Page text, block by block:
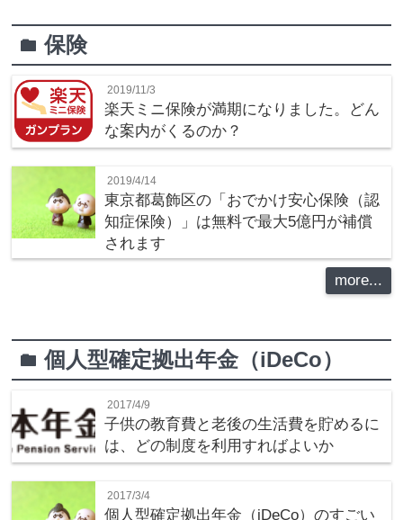
folder保険
2019/11/3
楽天ミニ保険が満期になりました。どん
な案内がくるのか？
2019/4/14
東京都葛飾区の「おでかけ安心保険（認
知症保険）」は無料で最大5億円が補償
されます
more...
folder個人型確定拠出年金（iDeCo）
2017/4/9
子供の教育費と老後の生活費を貯めるに
は、どの制度を利用すればよいか
2017/3/4
個人型確定拠出年金（iDeCo）のすごい